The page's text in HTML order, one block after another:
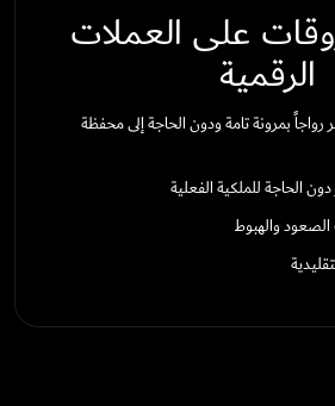
على العملات
الرقمية
رواجاً بمرونة تامة ودون الحاجة إلى محفظة
الحاجة للملكية الفعلية
الصعود والهبوط